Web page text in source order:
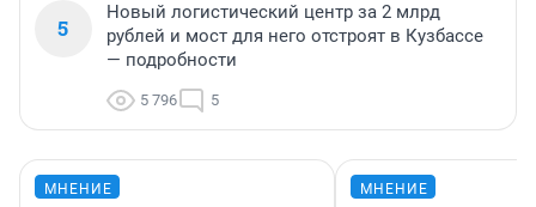
5
Новый логистический центр за 2 млрд
рублей и мост для него отстроят в Кузбассе
— подробности
5 796 5
МНЕНИЕ МНЕНИЕ